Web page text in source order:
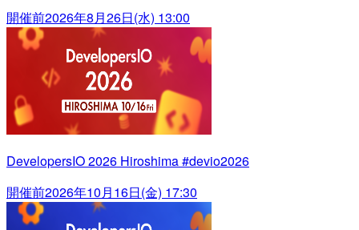
開催前2026年8月26日(水) 13:00
DevelopersIO 2026 Hiroshima #devio2026
開催前2026年10月16日(金) 17:30